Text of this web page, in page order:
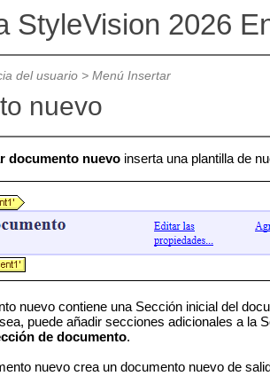
StyleVision 2026
del usuario> Menú Insertar
nuevo
documento nuevoinserta una plantilla de
nuevo contiene una Sección inicial del
puede añadir secciones adicionales a la
de documento.
nuevo crea un documento nuevo de